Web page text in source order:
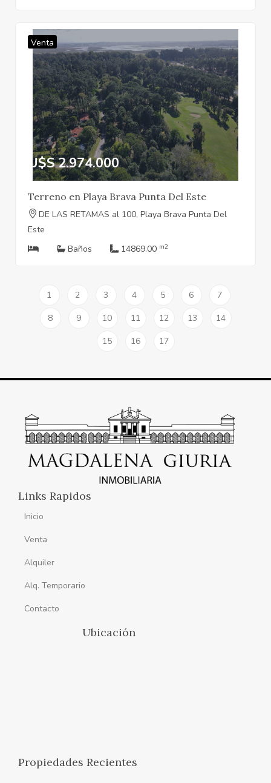
Venta
U$S 2.974.000
Terreno en Playa Brava Punta Del Este
DE LAS RETAMAS al 100, Playa Brava Punta Del
Este
Baños
14869.00 m2
1 2 3 4 5 6
7
8
9 10 11 12 13
14
15
16 17
Links Rapidos
Inicio
Venta
Alquiler
Alq. Temporario
Contacto
Ubicación
Propiedades Recientes